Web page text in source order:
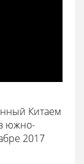
Китаем
южно-
2017